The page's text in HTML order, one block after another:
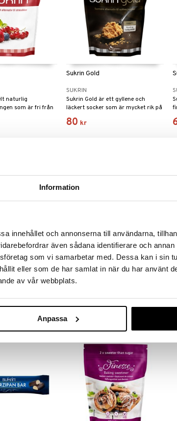
Information
innehållet och annonserna till användarna,
även sådana identifierare och
som vi samarbetar med. Dessa kan i sin
eller som de har samlat in när du har använt
av vår webbplats.
Anpassa
naturlig
som är fri från
Sukrin Gold
SUKRIN
Sukrin Gold är ett gyllene och
läckert socker som är mycket rik på
smak.
80 kr
Mix
som är rika
Sukrin Chocolate Drink
Sukrin Chocolate Drink är ett
utan tillsatt socker.
58 kr